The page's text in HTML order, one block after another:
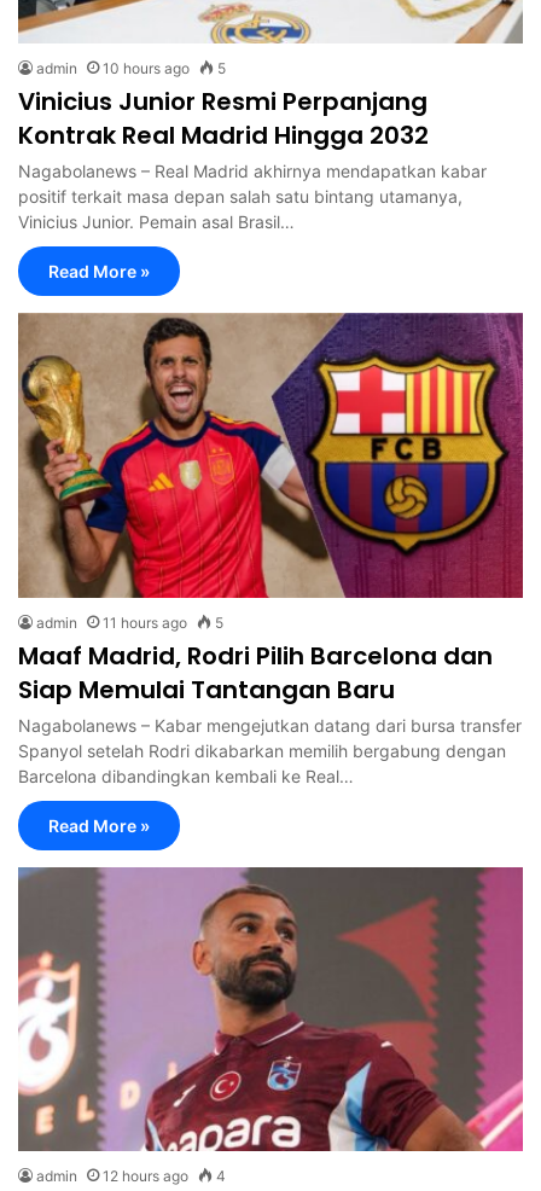
admin 10 hours ago 5
Vinicius Junior Resmi Perpanjang
Kontrak Real Madrid Hingga 2032
Nagabolanews – Real Madrid akhirnya mendapatkan kabar
positif terkait masa depan salah satu bintang utamanya,
Vinicius Junior. Pemain asal Brasil…
Read More »
admin 11 hours ago 5
Maaf Madrid, Rodri Pilih Barcelona dan
Siap Memulai Tantangan Baru
Nagabolanews – Kabar mengejutkan datang dari bursa transfer
Spanyol setelah Rodri dikabarkan memilih bergabung dengan
Barcelona dibandingkan kembali ke Real…
Read More »
admin 12 hours ago 4